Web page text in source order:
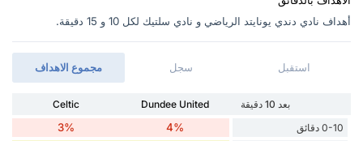
أهداف نادي دندي يونايتد الرياضي و نادي سلتيك ‏لكل 10 و 15 دقيقة.
مجموع الاهداف سجل استقبل
بعد 10 دقيقة Dundee United
Celtic
0-10 دقائق
4%
3%